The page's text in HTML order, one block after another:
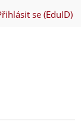
se (EduID)